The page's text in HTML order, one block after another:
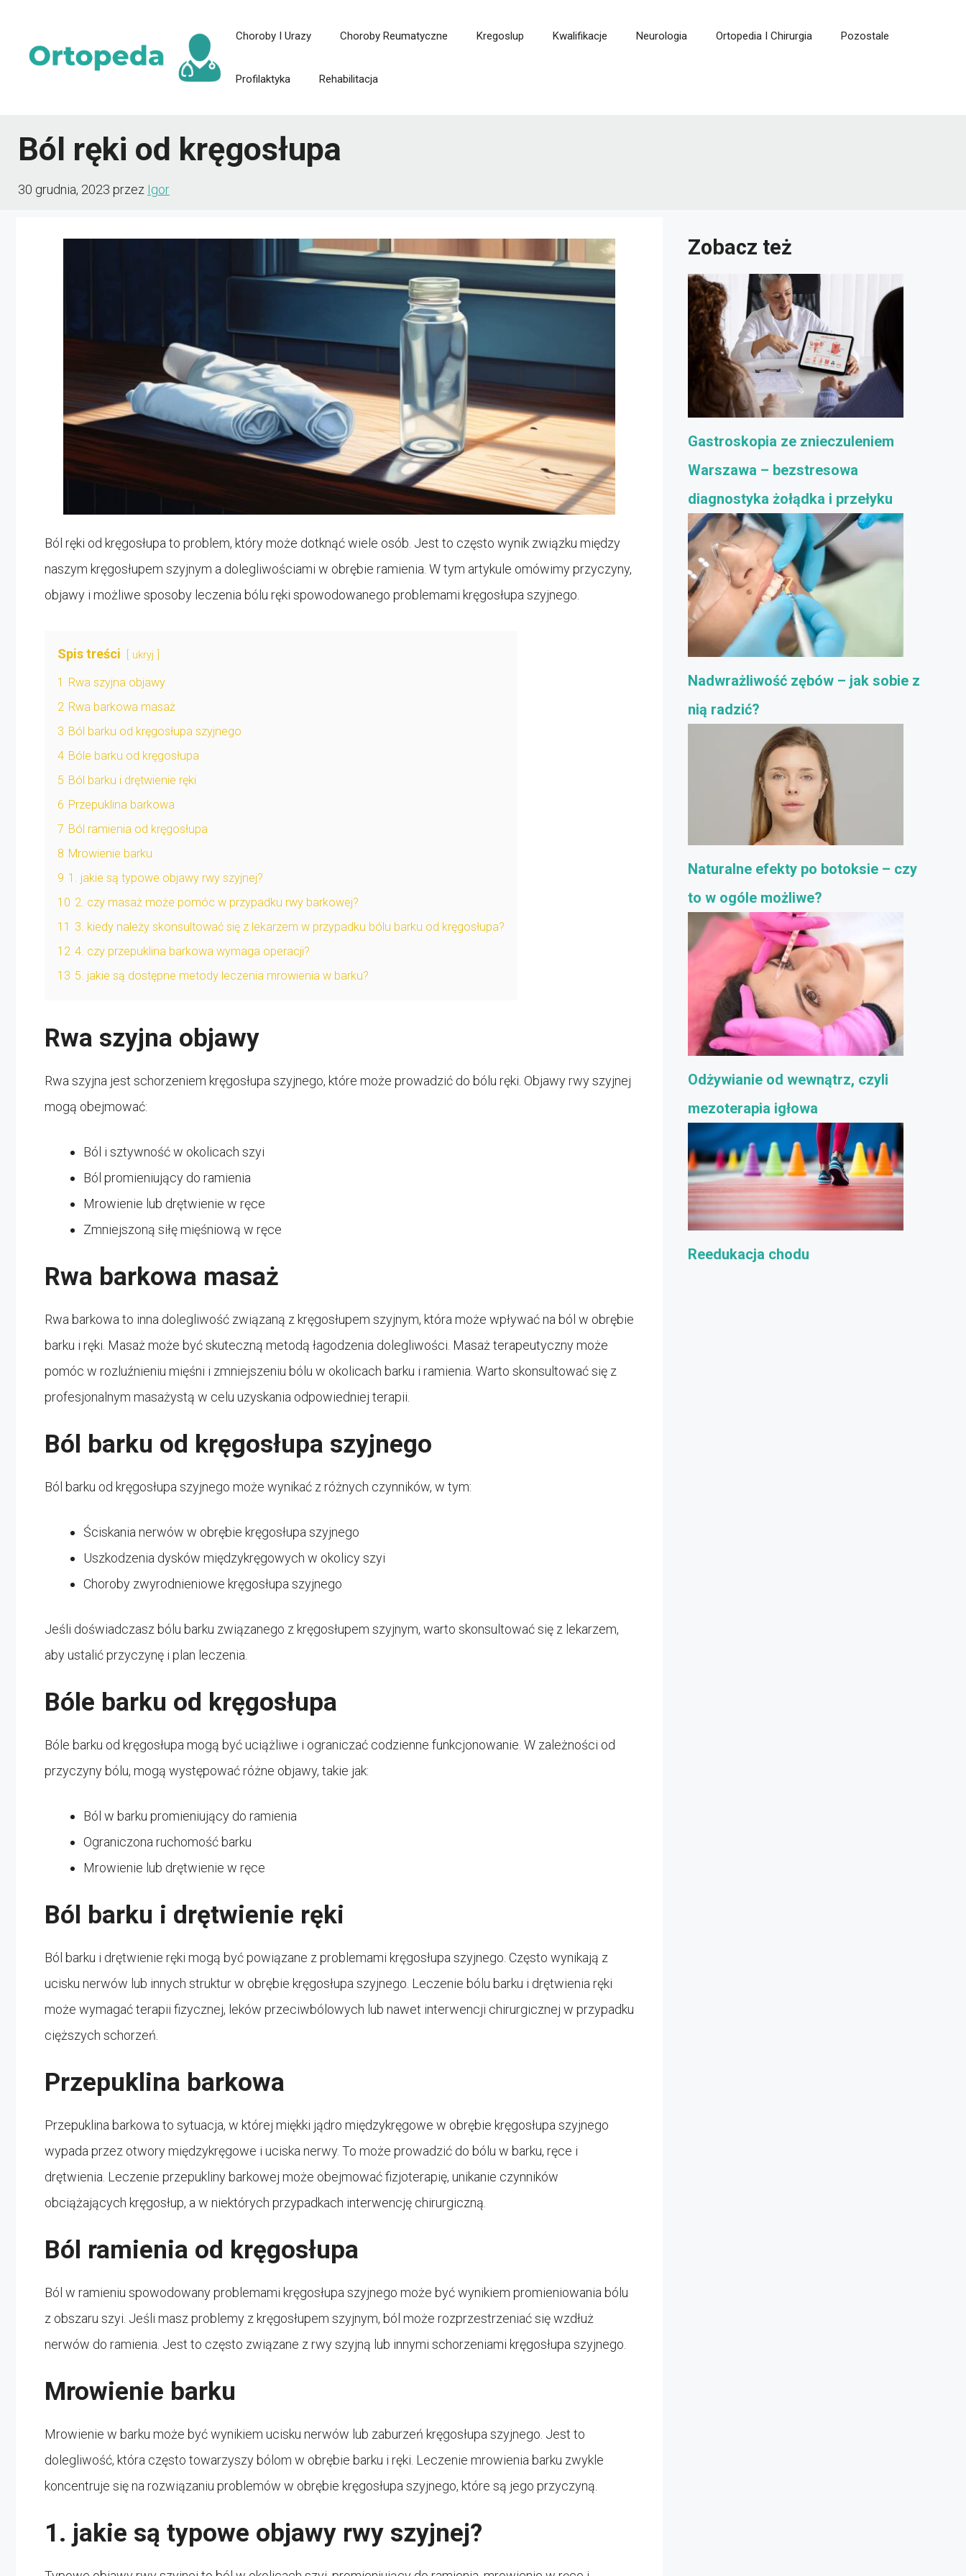
treści
Choroby I Urazy Choroby Reumatyczne Kregoslup Kwalifikacje Neurologia Ortopedia I Chirurgia Pozostale
Profilaktyka Rehabilitacja
Ból ręki od kręgosłupa
30 grudnia, 2023 przez Igor
Ból ręki od kręgosłupa to problem, który może dotknąć wiele osób. Jest to często wynik związku między
naszym kręgosłupem szyjnym a dolegliwościami w obrębie ramienia. W tym artykule omówimy przyczyny,
objawy i możliwe sposoby leczenia bólu ręki spowodowanego problemami kręgosłupa szyjnego.
Spis treści ukryj
1 Rwa szyjna objawy
2 Rwa barkowa masaż
3 Ból barku od kręgosłupa szyjnego
4 Bóle barku od kręgosłupa
5 Ból barku i drętwienie ręki
6 Przepuklina barkowa
7 Ból ramienia od kręgosłupa
8 Mrowienie barku
9 1. jakie są typowe objawy rwy szyjnej?
10 2. czy masaż może pomóc w przypadku rwy barkowej?
11 3. kiedy należy skonsultować się z lekarzem w przypadku bólu barku od kręgosłupa?
12 4. czy przepuklina barkowa wymaga operacji?
13 5. jakie są dostępne metody leczenia mrowienia w barku?
Rwa szyjna objawy
Rwa szyjna jest schorzeniem kręgosłupa szyjnego, które może prowadzić do bólu ręki. Objawy rwy szyjnej
mogą obejmować:
Ból i sztywność w okolicach szyi
Ból promieniujący do ramienia
Mrowienie lub drętwienie w ręce
Zmniejszoną siłę mięśniową w ręce
Rwa barkowa masaż
Rwa barkowa to inna dolegliwość związaną z kręgosłupem szyjnym, która może wpływać na ból w obrębie
barku i ręki. Masaż może być skuteczną metodą łagodzenia dolegliwości. Masaż terapeutyczny może
pomóc w rozluźnieniu mięśni i zmniejszeniu bólu w okolicach barku i ramienia. Warto skonsultować się z
profesjonalnym masażystą w celu uzyskania odpowiedniej terapii.
Ból barku od kręgosłupa szyjnego
Ból barku od kręgosłupa szyjnego może wynikać z różnych czynników, w tym:
Ściskania nerwów w obrębie kręgosłupa szyjnego
Uszkodzenia dysków międzykręgowych w okolicy szyi
Choroby zwyrodnieniowe kręgosłupa szyjnego
Jeśli doświadczasz bólu barku związanego z kręgosłupem szyjnym, warto skonsultować się z lekarzem,
aby ustalić przyczynę i plan leczenia.
Bóle barku od kręgosłupa
Bóle barku od kręgosłupa mogą być uciążliwe i ograniczać codzienne funkcjonowanie. W zależności od
przyczyny bólu, mogą występować różne objawy, takie jak:
Ból w barku promieniujący do ramienia
Ograniczona ruchomość barku
Mrowienie lub drętwienie w ręce
Ból barku i drętwienie ręki
Ból barku i drętwienie ręki mogą być powiązane z problemami kręgosłupa szyjnego. Często wynikają z
ucisku nerwów lub innych struktur w obrębie kręgosłupa szyjnego. Leczenie bólu barku i drętwienia ręki
może wymagać terapii fizycznej, leków przeciwbólowych lub nawet interwencji chirurgicznej w przypadku
cięższych schorzeń.
Przepuklina barkowa
Przepuklina barkowa to sytuacja, w której miękki jądro międzykręgowe w obrębie kręgosłupa szyjnego
wypada przez otwory międzykręgowe i uciska nerwy. To może prowadzić do bólu w barku, ręce i
drętwienia. Leczenie przepukliny barkowej może obejmować fizjoterapię, unikanie czynników
obciążających kręgosłup, a w niektórych przypadkach interwencję chirurgiczną.
Ból ramienia od kręgosłupa
Ból w ramieniu spowodowany problemami kręgosłupa szyjnego może być wynikiem promieniowania bólu
z obszaru szyi. Jeśli masz problemy z kręgosłupem szyjnym, ból może rozprzestrzeniać się wzdłuż
nerwów do ramienia. Jest to często związane z rwy szyjną lub innymi schorzeniami kręgosłupa szyjnego.
Mrowienie barku
Mrowienie w barku może być wynikiem ucisku nerwów lub zaburzeń kręgosłupa szyjnego. Jest to
dolegliwość, która często towarzyszy bólom w obrębie barku i ręki. Leczenie mrowienia barku zwykle
koncentruje się na rozwiązaniu problemów w obrębie kręgosłupa szyjnego, które są jego przyczyną.
1. jakie są typowe objawy rwy szyjnej?
Zobacz też
Gastroskopia ze znieczuleniem
Warszawa – bezstresowa
diagnostyka żołądka i przełyku
Nadwrażliwość zębów – jak sobie z
nią radzić?
Naturalne efekty po botoksie – czy
to w ogóle możliwe?
Odżywianie od wewnątrz, czyli
mezoterapia igłowa
Reedukacja chodu